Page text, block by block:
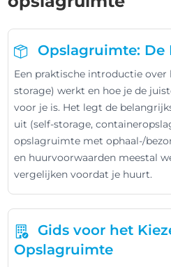
Opslagruimte: De
Een praktische introductie
storage) werkt en hoe je de
voor je is. Het legt de
uit (self-storage,
opslagruimte met ophaal-/
en huurvoorwaarden meestal
vergelijken voordat je huurt.
Gids voor het
Opslagruimte